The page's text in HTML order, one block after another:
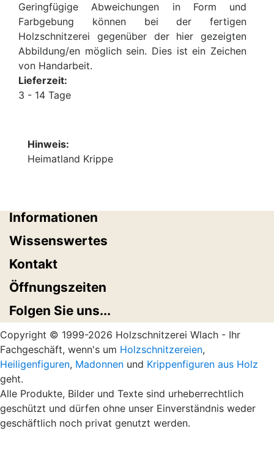
Geringfügige Abweichungen in Form und
Farbgebung können bei der fertigen
Holzschnitzerei gegenüber der hier gezeigten
Abbildung/en möglich sein. Dies ist ein Zeichen
von Handarbeit.
Lieferzeit:
3 - 14 Tage
Hinweis:
Heimatland Krippe
Informationen
Wissenswertes
Kontakt
Öffnungszeiten
Folgen Sie uns...
Copyright © 1999-2026 Holzschnitzerei Wlach - Ihr
Fachgeschäft, wenn's um Holzschnitzereien,
Heiligenfiguren, Madonnen und Krippenfiguren aus Holz
geht.
Alle Produkte, Bilder und Texte sind urheberrechtlich
geschützt und dürfen ohne unser Einverständnis weder
geschäftlich noch privat genutzt werden.